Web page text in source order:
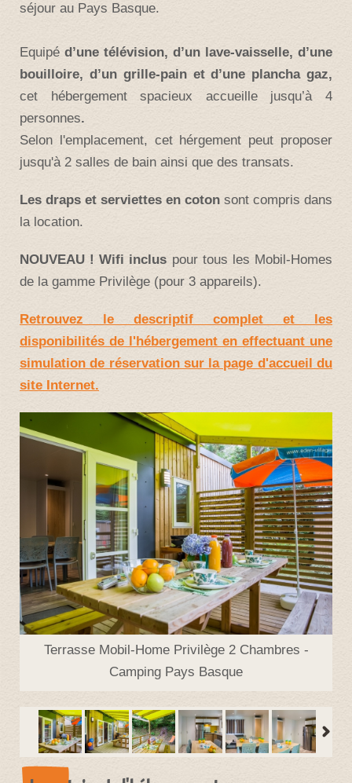
séjour au Pays Basque.
Equipé d’une télévision, d’un lave-vaisselle, d’une
bouilloire, d’un grille-pain et d’une plancha gaz,
cet hébergement spacieux accueille jusqu’à 4
personnes.
Selon l'emplacement, cet hérgement peut proposer
jusqu'à 2 salles de bain ainsi que des transats.
Les draps et serviettes en coton sont compris dans
la location.
NOUVEAU ! Wifi inclus pour tous les Mobil-Homes
de la gamme Privilège (pour 3 appareils).
Retrouvez le descriptif complet et les
disponibilités de l'hébergement en effectuant une
simulation de réservation sur la page d'accueil du
site Internet.
Terrasse Mobil-Home Privilège 2 Chambres -
Camping Pays Basque